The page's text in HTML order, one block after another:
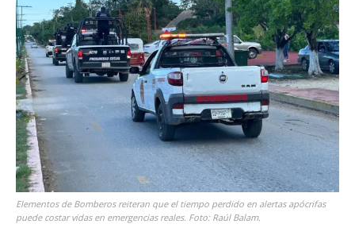
Elementos de Bomberos reiteran que el tiempo perdido en alertas apócrifas
puede costar vidas en emergencias reales. Foto: Raúl Balam.